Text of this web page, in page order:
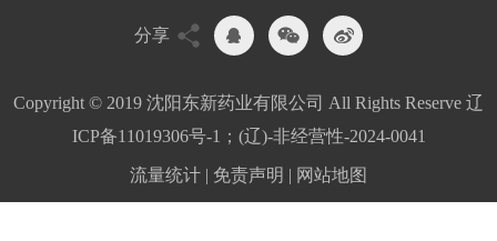
分享
Copyright © 2019 沈阳东新药业有限公司 All Rights Reserve 辽
ICP备11019306号-1；(辽)-非经营性-2024-0041
流量统计 | 免责声明 | 网站地图